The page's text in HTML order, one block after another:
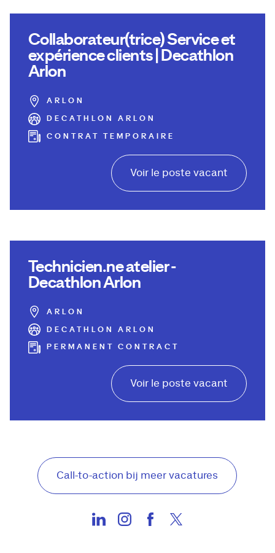
Collaborateur(trice) Service et
expérience clients | Decathlon
Arlon
ARLON
DECATHLON ARLON
CONTRAT TEMPORAIRE
Voir le poste vacant
Technicien.ne atelier -
Decathlon Arlon
ARLON
DECATHLON ARLON
PERMANENT CONTRACT
Voir le poste vacant
Call-to-action bij meer vacatures